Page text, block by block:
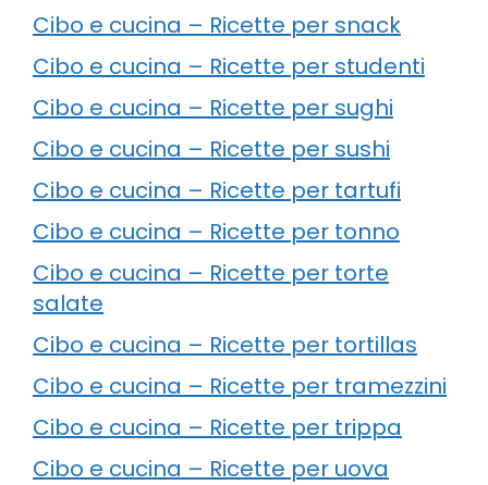
Cibo e cucina – Ricette per snack
Cibo e cucina – Ricette per studenti
Cibo e cucina – Ricette per sughi
Cibo e cucina – Ricette per sushi
Cibo e cucina – Ricette per tartufi
Cibo e cucina – Ricette per tonno
Cibo e cucina – Ricette per torte
salate
Cibo e cucina – Ricette per tortillas
Cibo e cucina – Ricette per tramezzini
Cibo e cucina – Ricette per trippa
Cibo e cucina – Ricette per uova